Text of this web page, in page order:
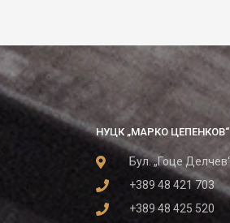
НУЦК „МАРКО
Бул. „Гоце
+389 48 421 703
+389 48 425 520